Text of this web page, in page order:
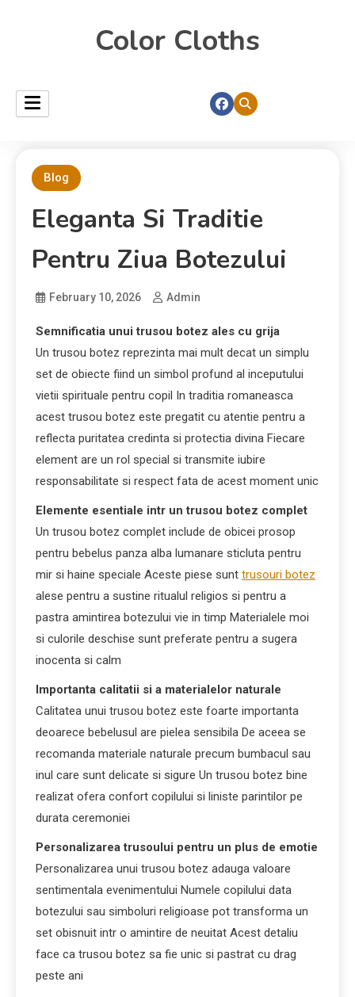
Color Cloths
Blog
Eleganta Si Traditie
Pentru Ziua Botezului
February 10, 2026 Admin
Semnificatia unui trusou botez ales cu grija
Un trusou botez reprezinta mai mult decat un simplu
set de obiecte fiind un simbol profund al inceputului
vietii spirituale pentru copil In traditia romaneasca
acest trusou botez este pregatit cu atentie pentru a
reflecta puritatea credinta si protectia divina Fiecare
element are un rol special si transmite iubire
responsabilitate si respect fata de acest moment unic
Elemente esentiale intr un trusou botez complet
Un trusou botez complet include de obicei prosop
pentru bebelus panza alba lumanare sticluta pentru
mir si haine speciale Aceste piese sunt trusouri botez
alese pentru a sustine ritualul religios si pentru a
pastra amintirea botezului vie in timp Materialele moi
si culorile deschise sunt preferate pentru a sugera
inocenta si calm
Importanta calitatii si a materialelor naturale
Calitatea unui trusou botez este foarte importanta
deoarece bebelusul are pielea sensibila De aceea se
recomanda materiale naturale precum bumbacul sau
inul care sunt delicate si sigure Un trusou botez bine
realizat ofera confort copilului si liniste parintilor pe
durata ceremoniei
Personalizarea trusoului pentru un plus de emotie
Personalizarea unui trusou botez adauga valoare
sentimentala evenimentului Numele copilului data
botezului sau simboluri religioase pot transforma un
set obisnuit intr o amintire de neuitat Acest detaliu
face ca trusou botez sa fie unic si pastrat cu drag
peste ani